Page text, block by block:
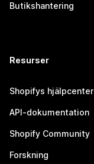
Butikshantering
Resurser
Shopifys hjälpcenter
API-dokumentation
Shopify Community
Forskning